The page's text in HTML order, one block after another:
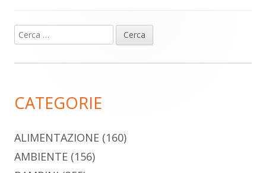
Barra
laterale
Ricerca
per:
CATEGORIE
ALIMENTAZIONE (160)
AMBIENTE (156)